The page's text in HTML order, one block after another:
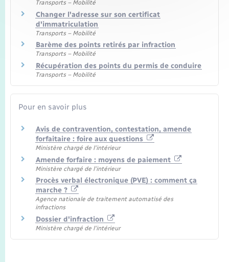
Transports – Mobilité
Changer l'adresse sur son certificat
d'immatriculation
Transports – Mobilité
Barème des points retirés par infraction
Transports – Mobilité
Récupération des points du permis de conduire
Transports – Mobilité
Pour en savoir plus
Avis de contravention, contestation, amende
forfaitaire : foire aux questions
Ministère chargé de l'intérieur
Amende forfaire : moyens de paiement
Ministère chargé de l'intérieur
Procès verbal électronique (PVE) : comment ça
marche ?
Agence nationale de traitement automatisé des
infractions
Dossier d'infraction
Ministère chargé de l'intérieur